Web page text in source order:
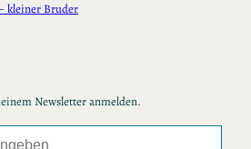
kleiner Bruder
Newsletter anmelden.